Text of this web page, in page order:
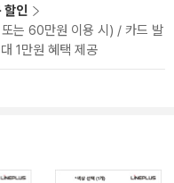
할인
는 60만원 이용 시) / 카드 발
1만원 혜택 제공